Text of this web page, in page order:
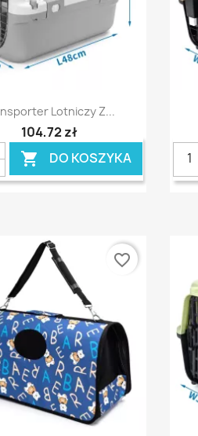
Szybki podgląd
Lotniczy Z...
104,72 zł
 DO KOSZYKA
favorite_border